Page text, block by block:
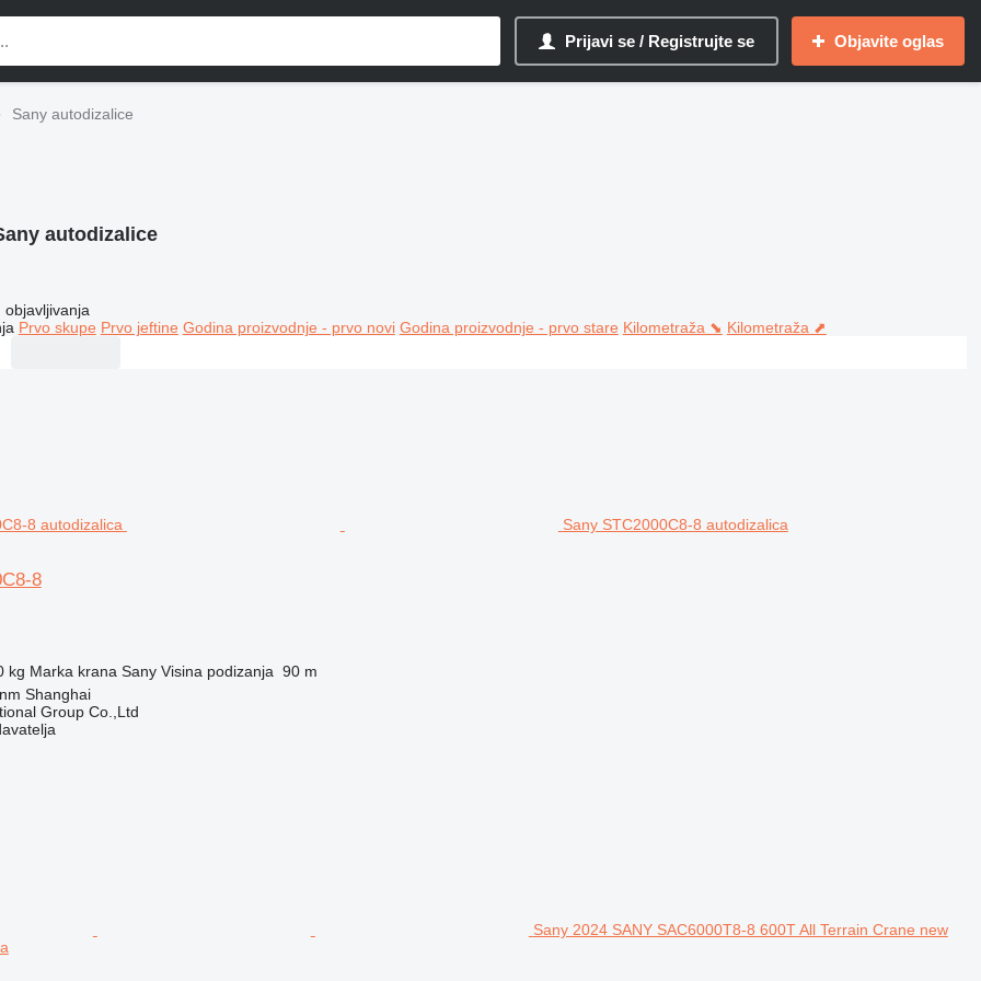
Prijavi se / Registrujte se Objavite oglas
Sany autodizalice
autodizalice
objavljivanja
Prvo skupe Prvo jeftine Godina proizvodnje - prvo novi Godina proizvodnje - prvo stare Kilometraža ⬊ Kilometraža ⬈
Sany STC2000C8-8 autodizalica
8
kg Marka krana Sany Visina podizanja 90 m
Shanghai
Group Co.,Ltd
Sany 2024 SANY SAC6000T8-8 600T All Terrain Crane new